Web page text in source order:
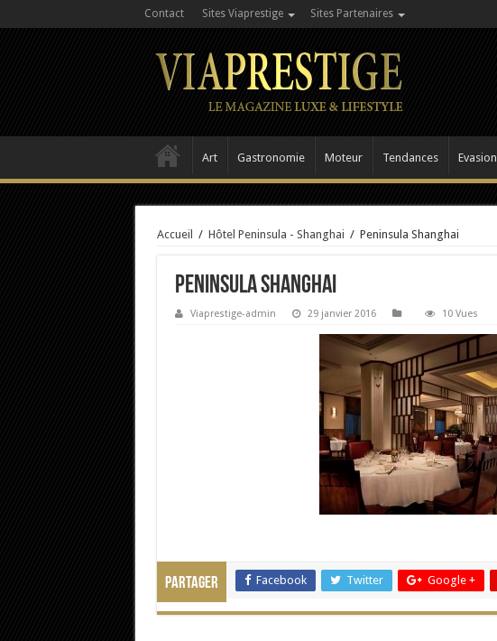
Contact Sites Viaprestige Sites Partenaires
Art Gastronomie Moteur Tendances Evasion
Accueil / Hôtel Peninsula - Shanghai / Peninsula Shanghai
Peninsula Shanghai
Viaprestige-admin 29 janvier 2016 10 Vues
Partager Facebook Twitter Google +